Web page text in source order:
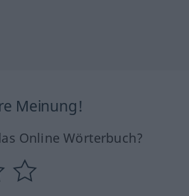
Meinung!
Online Wörterbuch?